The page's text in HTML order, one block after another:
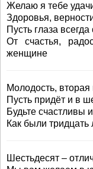
Желаю я тебе
Здоровья,
Пусть глаза
От счастья,
женщине
Молодость, вторая
Пусть придёт и в
Будьте счастливы
Как были тридцать
Шестьдесят –